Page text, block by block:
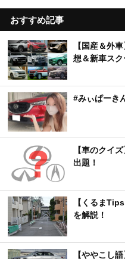
おすすめ記事
【国産＆外
想＆新車ス
#みぃぱーき
【車のクイ
出題！
【くるま
を解説！
【ややこし